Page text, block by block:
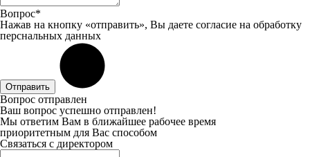
Вопрос*
Нажав на кнопку «отправить», Вы даете согласие на обработку
перснальных данных
Отправить
Вопрос отправлен
Ваш вопрос успешно отправлен!
Мы ответим Вам в ближайшее рабочее время
приоритетным для Вас способом
Связаться с директором